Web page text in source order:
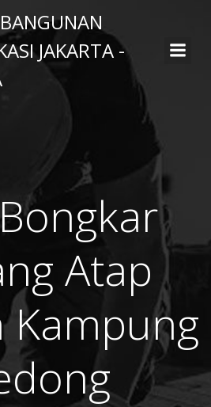
to
content
JAKARTA -
Atap
Kampung